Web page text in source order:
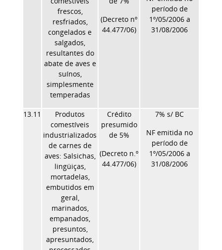
frescos,
resfriados,
congelados e
salgados,
resultantes do
abate de aves e
suínos,
simplesmente
temperadas
(Decreto nº
44.477/06)
período de
1º/05/2006 a
31/08/2006
13.11
Produtos
comestíveis
industrializados
de carnes de
aves: Salsichas,
lingüiças,
mortadelas,
embutidos em
geral,
marinados,
empanados,
presuntos,
apresuntados,
Crédito
presumido
de 5%
(Decreto n.º
44.477/06)
7% s/ BC
NF emitida no
período de
1º/05/2006 a
31/08/2006